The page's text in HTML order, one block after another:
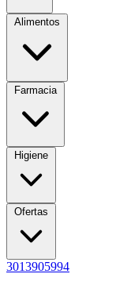
Alimentos
Farmacia
Higiene
Ofertas
3013905994